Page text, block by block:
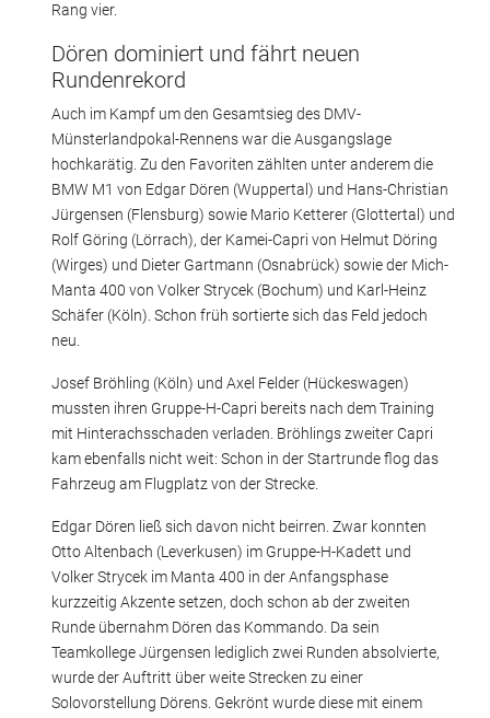
Rang vier.
Dören dominiert und fährt neuen
Rundenrekord
Auch im Kampf um den Gesamtsieg des DMV-
Münsterlandpokal-Rennens war die Ausgangslage
hochkarätig. Zu den Favoriten zählten unter anderem die
BMW M1 von Edgar Dören (Wuppertal) und Hans-Christian
Jürgensen (Flensburg) sowie Mario Ketterer (Glottertal) und
Rolf Göring (Lörrach), der Kamei-Capri von Helmut Döring
(Wirges) und Dieter Gartmann (Osnabrück) sowie der Mich-
Manta 400 von Volker Strycek (Bochum) und Karl-Heinz
Schäfer (Köln). Schon früh sortierte sich das Feld jedoch
neu.
Josef Bröhling (Köln) und Axel Felder (Hückeswagen)
mussten ihren Gruppe-H-Capri bereits nach dem Training
mit Hinterachsschaden verladen. Bröhlings zweiter Capri
kam ebenfalls nicht weit: Schon in der Startrunde flog das
Fahrzeug am Flugplatz von der Strecke.
Edgar Dören ließ sich davon nicht beirren. Zwar konnten
Otto Altenbach (Leverkusen) im Gruppe-H-Kadett und
Volker Strycek im Manta 400 in der Anfangsphase
kurzzeitig Akzente setzen, doch schon ab der zweiten
Runde übernahm Dören das Kommando. Da sein
Teamkollege Jürgensen lediglich zwei Runden absolvierte,
wurde der Auftritt über weite Strecken zu einer
Solovorstellung Dörens. Gekrönt wurde diese mit einem